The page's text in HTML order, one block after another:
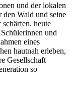
und der lokalen
den Wald und seine
heute
und
eines
hautnah erleben,
Gesellschaft
so